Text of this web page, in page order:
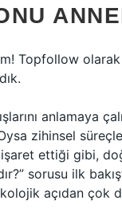
Topfollow
anlamaya
zihinsel
işaret ettiği gibi,
sorusu ilk
açıdan çok